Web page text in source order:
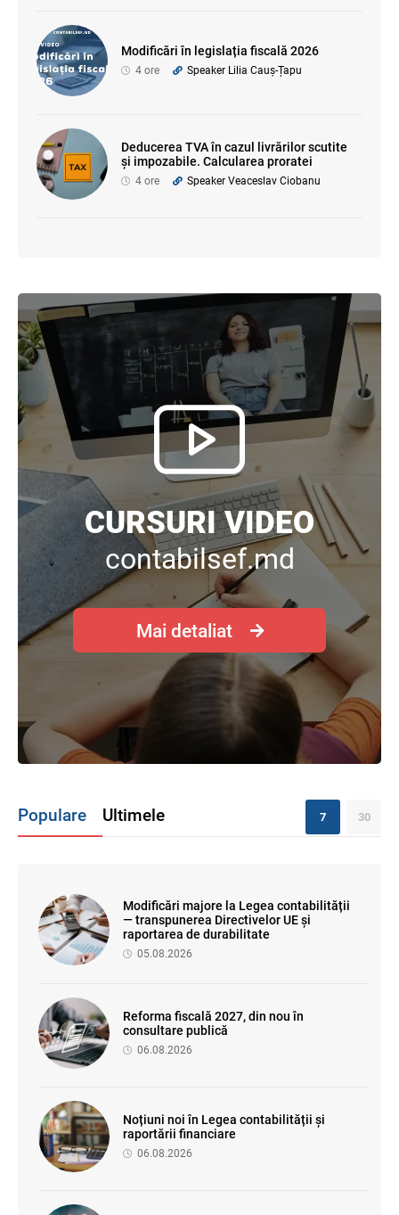
Modificări în legislația fiscală 2026
4 ore Speaker Lilia Cauș-Țapu
Deducerea TVA în cazul livrărilor scutite
și impozabile. Calcularea proratei
4 ore Speaker Veaceslav Ciobanu
CURSURI VIDEO
contabilsef.md
Mai detaliat
Populare Ultimele 7 30
Modificări majore la Legea contabilității
— transpunerea Directivelor UE și
raportarea de durabilitate
05.08.2026
Reforma fiscală 2027, din nou în
consultare publică
06.08.2026
Noțiuni noi în Legea contabilității și
raportării financiare
06.08.2026